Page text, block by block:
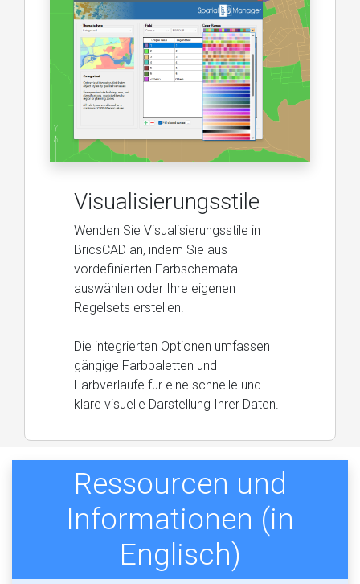
Visualisierungsstile
Wenden Sie Visualisierungsstile in
BricsCAD an, indem Sie aus
vordefinierten Farbschemata
auswählen oder Ihre eigenen
Regelsets erstellen.
Die integrierten Optionen umfassen
gängige Farbpaletten und
Farbverläufe für eine schnelle und
klare visuelle Darstellung Ihrer Daten.
Ressourcen und
Informationen (in
Englisch)